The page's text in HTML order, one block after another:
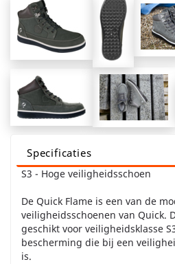
Specificaties
S3 - Hoge veiligheidsschoen
De Quick Flame is een van de
veiligheidsschoenen van Quick.
geschikt voor veiligheidsklasse
bescherming die bij een
is.